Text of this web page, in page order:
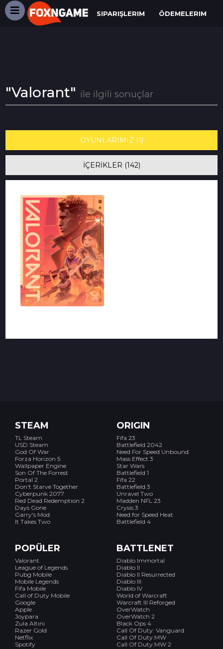
SIPARIŞLERIM ÖDEMELERIM
"Valorant" ile ilgili sonuçlar
OYUNLARIMIZ (1)
İÇERİKLER (142)
STEAM
TL Steam
USD Steam
God Of War
Forza Horizon 5
Wallpaper Engine
Son Of The Forrest
Portal 2
Don't Starve Together
Cyberpunk 2077
Red Dead Redemption 2
Days Gone
Garry's Mod
It Takes Two
ORIGIN
Fifa 23
Battlefield 2042
Need For Speed Unbound
Mass Effect 3
Star Wars
Battlefield 1
Fifa 22
Battlefield 3
Unravel Two
Madden NFL 23
Crysis 3
Need for Speed Heat
Battlefield 4
POPÜLER
Valorant
League of Legends
Pubg Mobile
Mobile Legends
Fifa Mobile
Call of Duty Mobile
Google
Apple
Joypara
Zula Altını
Razer Gold
Netflix
Spotify
BATTLENET
Diablo Immortal
Diablo II
Diablo II Resurrected
Diablo III
Diablo IV
World of Warcraft
Warcraft III Reforged
OverWatch
OverWatch 2
Black Ops 4
Call Of Duty: Vanguard
Call Of Duty:MW
Call Of Duty:MW 2